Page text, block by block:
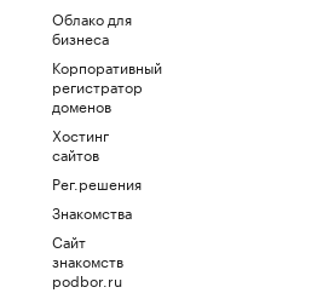
Облако для
бизнеса
Корпоративный
регистратор
доменов
Хостинг
сайтов
Рег.решения
Знакомства
Сайт
знакомств
podbor.ru